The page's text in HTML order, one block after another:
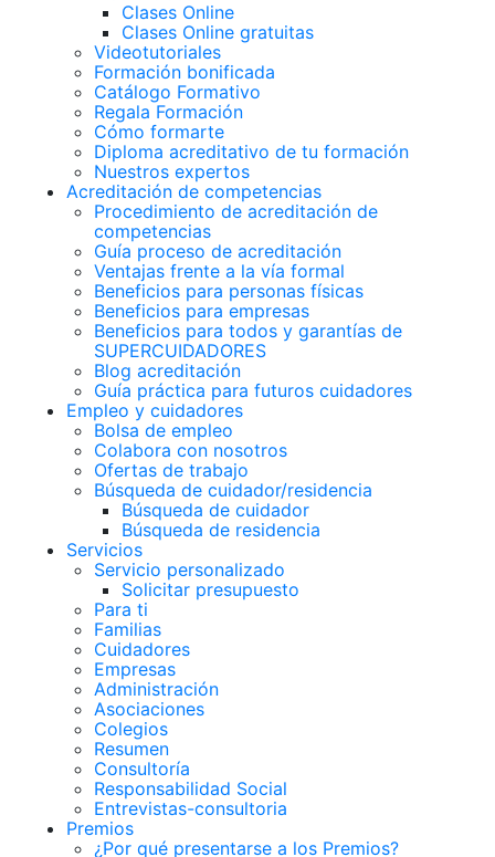
Clases Online
Clases Online gratuitas
Videotutoriales
Formación bonificada
Catálogo Formativo
Regala Formación
Cómo formarte
Diploma acreditativo de tu formación
Nuestros expertos
Acreditación de competencias
Procedimiento de acreditación de
competencias
Guía proceso de acreditación
Ventajas frente a la vía formal
Beneficios para personas físicas
Beneficios para empresas
Beneficios para todos y garantías de
SUPERCUIDADORES
Blog acreditación
Guía práctica para futuros cuidadores
Empleo y cuidadores
Bolsa de empleo
Colabora con nosotros
Ofertas de trabajo
Búsqueda de cuidador/residencia
Búsqueda de cuidador
Búsqueda de residencia
Servicios
Servicio personalizado
Solicitar presupuesto
Para ti
Familias
Cuidadores
Empresas
Administración
Asociaciones
Colegios
Resumen
Consultoría
Responsabilidad Social
Entrevistas-consultoria
Premios
¿Por qué presentarse a los Premios?